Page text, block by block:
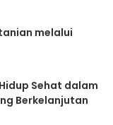
melalui
Sehat dalam
Berkelanjutan